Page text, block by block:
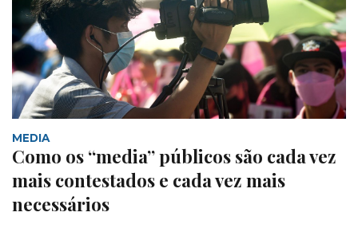
MEDIA
Como os “media” públicos são cada vez
mais contestados e cada vez mais
necessários